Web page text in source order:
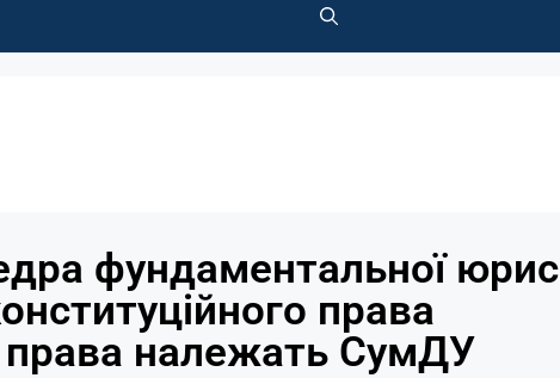
фундаментальної
права
права належать СумДУ